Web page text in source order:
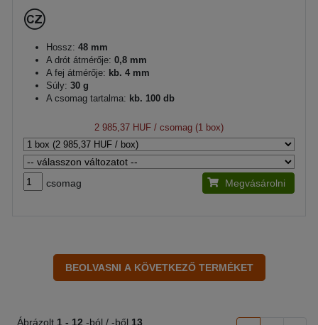
Hossz: 48 mm
A drót átmérője: 0,8 mm
A fej átmérője: kb. 4 mm
Súly: 30 g
A csomag tartalma: kb. 100 db
2 985,37 HUF / csomag (1 box)
csomag Megvásárolni
Ábrázolt 1 - 12 -ból / -ből 13